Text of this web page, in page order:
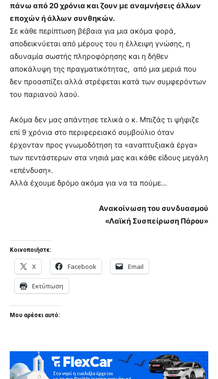
πάνω από 20 χρόνια και ζουν με αναμνήσεις άλλων
εποχών ή άλλων συνθηκών.
Σε κάθε περίπτωση βέβαια για μια ακόμα φορά,
αποδεικνύεται από μέρους του η έλλειψη γνώσης, η
αδυναμία σωστής πληροφόρησης και η δήθεν
αποκάλυψη της πραγματικότητας, από μια μεριά που
δεν προασπίζει αλλά στρέφεται κατά των συμφερόντων
του παριανού λαού.
Ακόμα δεν μας απάντησε τελικά ο κ. Μπιζάς τι ψήφιζε
επί 9 χρόνια στο περιφερειακό συμβούλιο όταν
έρχονταν προς γνωμοδότηση τα «αναπτυξιακά έργα»
των πεντάστερων στα νησιά μας και κάθε είδους μεγάλη
«επένδυση».
Αλλά έχουμε δρόμο ακόμα για να τα πούμε…
Ανακοίνωση του συνδυασμού
«Λαϊκή Συσπείρωση Πάρου»
Κοινοποιήστε:
X Facebook Email
Εκτύπωση
Μου αρέσει αυτό: